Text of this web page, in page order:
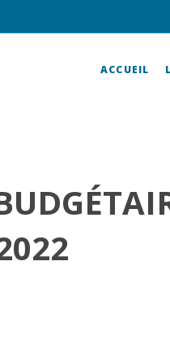
ACCUEIL